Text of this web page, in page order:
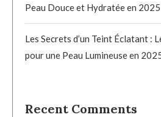
Peau Douce et Hydratée en 2025
Les Secrets d’un Teint Éclatant :
pour une Peau Lumineuse en
Recent Comments